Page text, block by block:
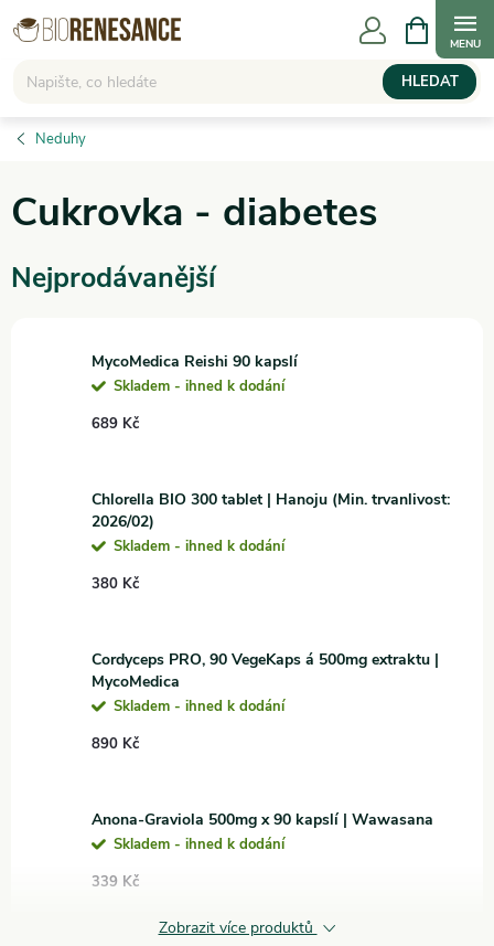
Přejít
na
HLEDAT
NÁKUPNÍ
KOŠÍK
Neduhy
Cukrovka - diabetes
Nejprodávanější
MycoMedica Reishi 90 kapslí
Skladem - ihned k dodání
689 Kč
Chlorella BIO 300 tablet | Hanoju (Min. trvanlivost:
2026/02)
Skladem - ihned k dodání
380 Kč
Cordyceps PRO, 90 VegeKaps á 500mg extraktu |
MycoMedica
Skladem - ihned k dodání
890 Kč
Anona-Graviola 500mg x 90 kapslí | Wawasana
Skladem - ihned k dodání
339 Kč
Zobrazit více produktů